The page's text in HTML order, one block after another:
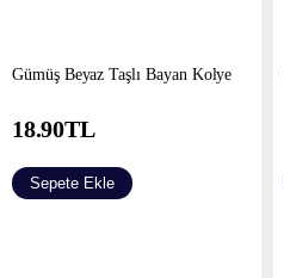
Gümüş Beyaz Taşlı Bayan Kolye
18.90TL
Sepete Ekle